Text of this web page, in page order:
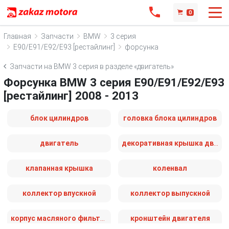
0
Главная Запчасти BMW
3 серия
E90/E91/E92/E93 [рестайлинг]
форсунка
Запчасти на BMW 3 серия в разделе «двигатель»
Форсунка BMW 3 серия E90/E91/E92/E93
[рестайлинг] 2008 - 2013
блок цилиндров головка блока цилиндров
двигатель
клапанная крышка коленвал
коллектор впускной коллектор выпускной
кронштейн двигателя